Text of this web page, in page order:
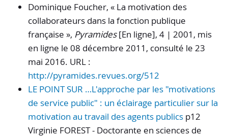
Dominique Foucher, « La motivation des
collaborateurs dans la fonction publique
française », Pyramides[En ligne], 4 | 2001, mis
en ligne le 08 décembre 2011, consulté le 23
mai 2016. URL :
http://pyramides.revues.org/512
LE POINT SUR …L'approche par les "motivations
de service public" : un éclairage particulier sur la
motivation au travail des agents publics p12
Virginie FOREST - Doctorante en sciences de